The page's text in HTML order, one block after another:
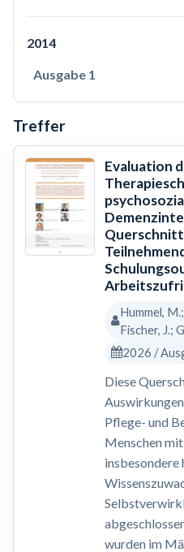
2014
Ausgabe 1
Treffer
Evaluation
Hummel,
Fischer, J.;
2026 /
Diese
Pflege- und
Menschen
insbesondere
wurden im